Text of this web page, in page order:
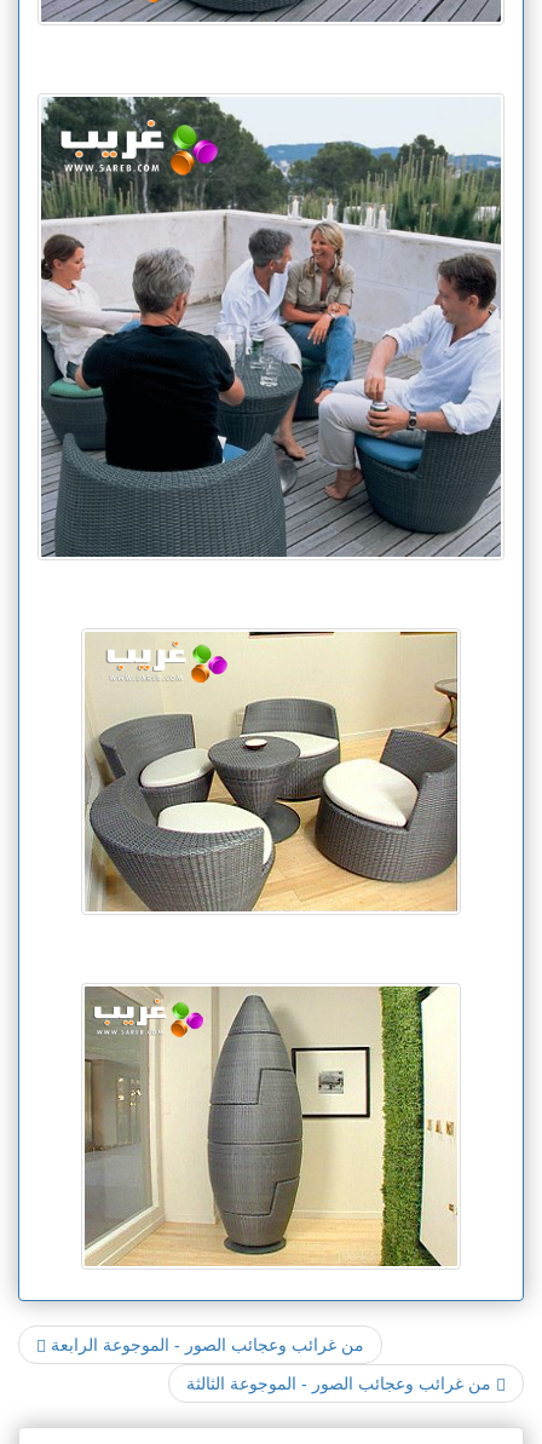
من غرائب وعجائب الصور - الموجوعة الرابعة
من غرائب وعجائب الصور - الموجوعة الثالثة